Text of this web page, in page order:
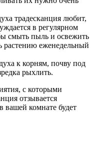
традесканция любит,
в регулярном
смыть пыль и освежить
растению еженедельный
к корням, почву под
рыхлить.
с которыми
отзывается
вашей комнате будет